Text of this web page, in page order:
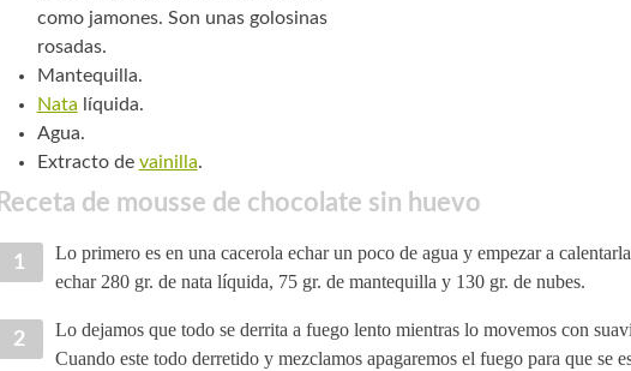
como jamones. Son unas golosinas
rosadas.
Mantequilla.
Nata líquida.
Agua.
Extracto de vainilla.
Receta de mousse de chocolate sin huevo
Lo primero es en una cacerola echar un poco de agua y empezar a
echar 280 gr. de nata líquida, 75 gr. de mantequilla y 130 gr. de nubes.
Lo dejamos que todo se derrita a fuego lento mientras lo movemos con
Cuando este todo derretido y mezclamos apagaremos el fuego para que se